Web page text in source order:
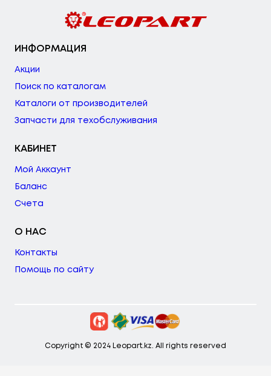
ИНФОРМАЦИЯ
Акции
Поиск по каталогам
Каталоги от производителей
Запчасти для техобслуживания
КАБИНЕТ
Мой Аккаунт
Баланс
Счета
О НАС
Контакты
Помощь по сайту
Copyright © 2024 Leopart.kz. All rights reserved